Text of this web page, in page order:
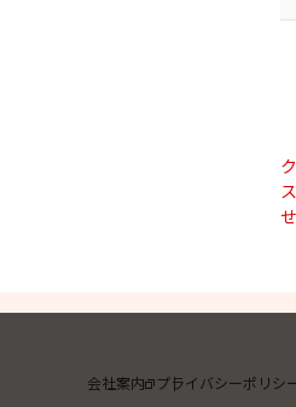
会社案内 プライバシーポリシ